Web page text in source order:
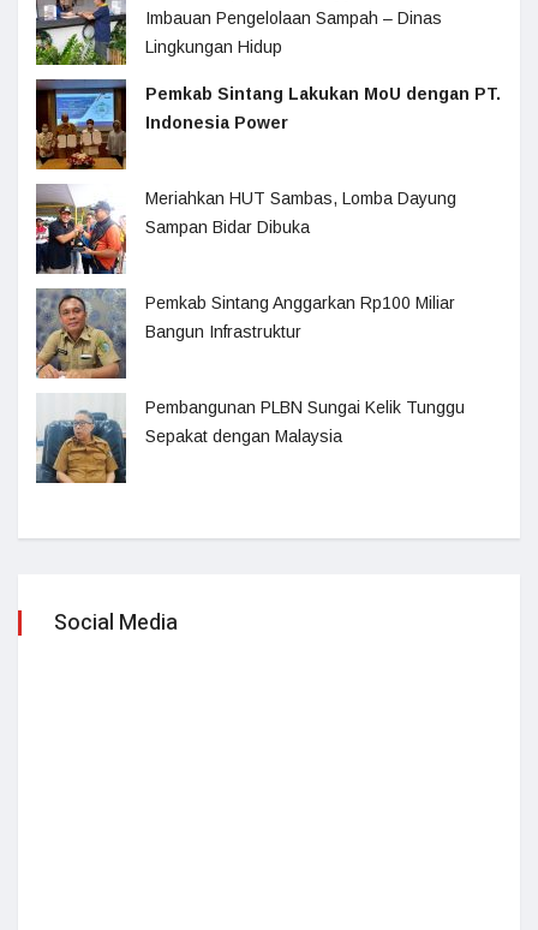
Imbauan Pengelolaan Sampah – Dinas
Lingkungan Hidup
Pemkab Sintang Lakukan MoU dengan PT.
Indonesia Power
Meriahkan HUT Sambas, Lomba Dayung
Sampan Bidar Dibuka
Pemkab Sintang Anggarkan Rp100 Miliar
Bangun Infrastruktur
Pembangunan PLBN Sungai Kelik Tunggu
Sepakat dengan Malaysia
Social Media